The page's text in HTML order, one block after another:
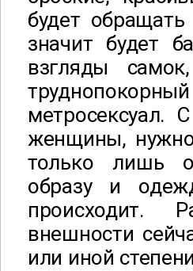
будет
значит будет
взгляды
метросексуал.
женщины, нужно
только лишь
образу и
происходит.
внешности
или иной